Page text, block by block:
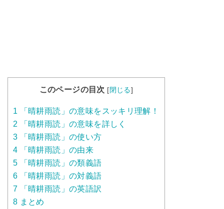
このページの目次 [閉じる]
1 「晴耕雨読」の意味をスッキリ理解！
2 「晴耕雨読」の意味を詳しく
3 「晴耕雨読」の使い方
4 「晴耕雨読」の由来
5 「晴耕雨読」の類義語
6 「晴耕雨読」の対義語
7 「晴耕雨読」の英語訳
8 まとめ